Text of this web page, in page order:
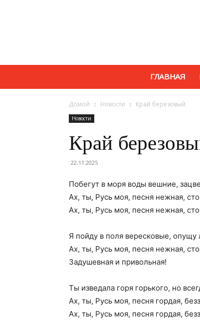
ГЛАВНАЯ
Домой Новости Край березовый
Новости
Край
22.11.2025
Побегут в моря воды вешние,
Ах, ты, Русь моя, песня нежная,
Ах, ты, Русь моя, песня нежная,
Я пойду в поля вересковые, опущу
Ах, ты, Русь моя, песня нежная,
Задушевная и привольная!
Ты изведала горя горького, но
Ах, ты, Русь моя, песня гордая,
Ах, ты, Русь моя, песня гордая,